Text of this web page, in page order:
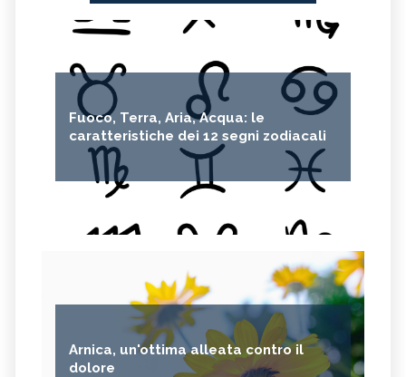
Fuoco, Terra, Aria, Acqua: le
caratteristiche dei 12 segni zodiacali
Arnica, un'ottima alleata contro il
dolore